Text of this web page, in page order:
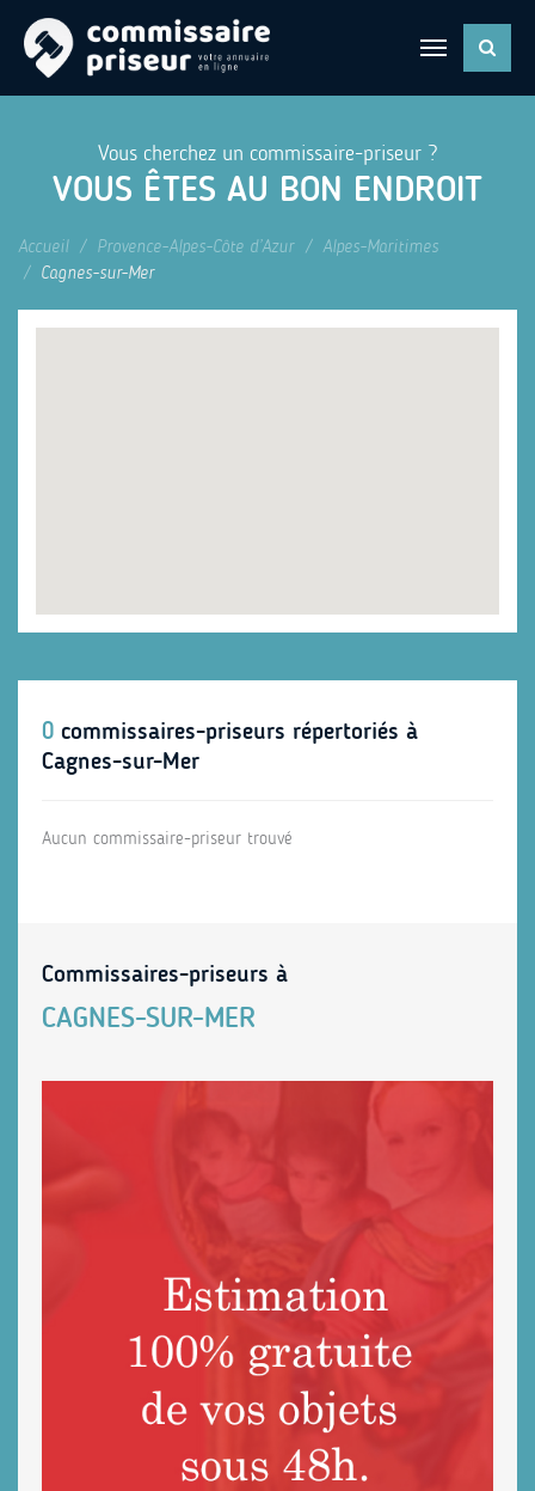
Vous cherchez un commissaire-priseur ?
VOUS ÊTES AU BON ENDROIT
Accueil Provence-Alpes-Côte d’Azur
Alpes-Maritimes
Cagnes-sur-Mer
0 commissaires-priseurs répertoriés à
Cagnes-sur-Mer
Aucun commissaire-priseur trouvé
Commissaires-priseurs à
CAGNES-SUR-MER